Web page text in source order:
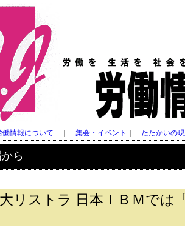
働情報について 集会・イベント たたかいの
ら
リストラ 日本ＩＢＭでは